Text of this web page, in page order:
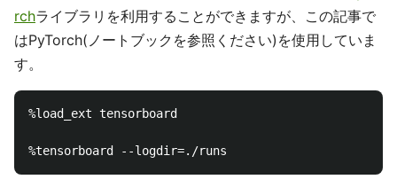
rchライブラリを利用することができますが、この記事で
はPyTorch(ノートブックを参照ください)を使用していま
す。
%load_ext tensorboard